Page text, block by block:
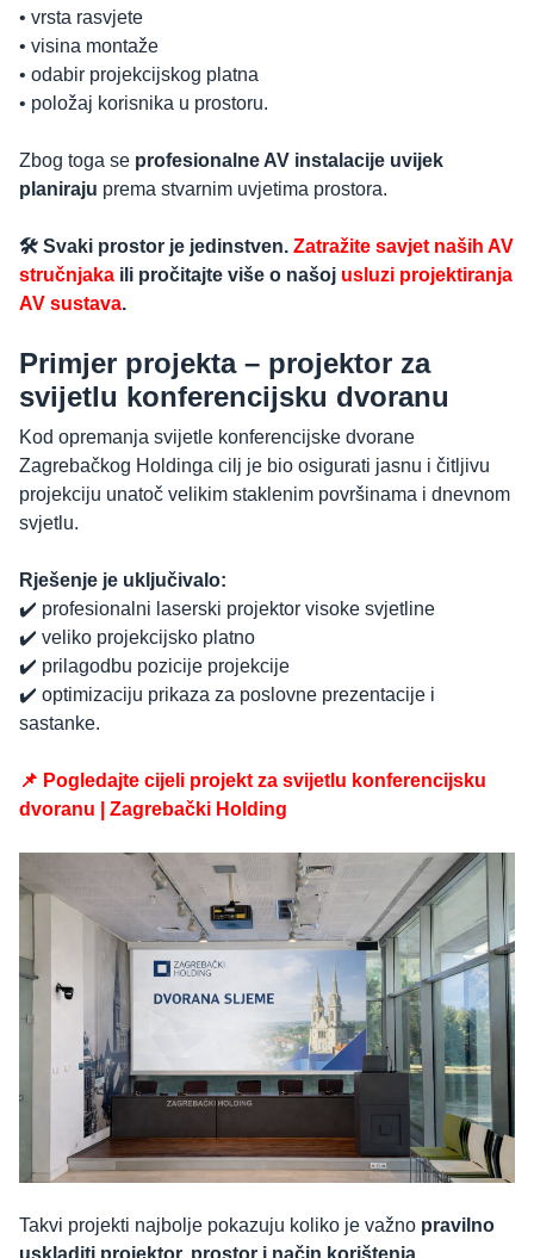
• vrsta rasvjete
• visina montaže
• odabir projekcijskog platna
• položaj korisnika u prostoru.
Zbog toga se profesionalne AV instalacije uvijek
planiraju prema stvarnim uvjetima prostora.
🛠️ Svaki prostor je jedinstven. Zatražite savjet naših AV
stručnjaka ili pročitajte više o našoj usluzi projektiranja
AV sustava.
Primjer projekta – projektor za
svijetlu konferencijsku dvoranu
Kod opremanja svijetle konferencijske dvorane
Zagrebačkog Holdinga cilj je bio osigurati jasnu i čitljivu
projekciju unatoč velikim staklenim površinama i dnevnom
svjetlu.
Rješenje je uključivalo:
✔️ profesionalni laserski projektor visoke svjetline
✔️ veliko projekcijsko platno
✔️ prilagodbu pozicije projekcije
✔️ optimizaciju prikaza za poslovne prezentacije i
sastanke.
📌 Pogledajte cijeli projekt za svijetlu konferencijsku
dvoranu | Zagrebački Holding
Takvi projekti najbolje pokazuju koliko je važno pravilno
uskladiti projektor, prostor i način korištenja.